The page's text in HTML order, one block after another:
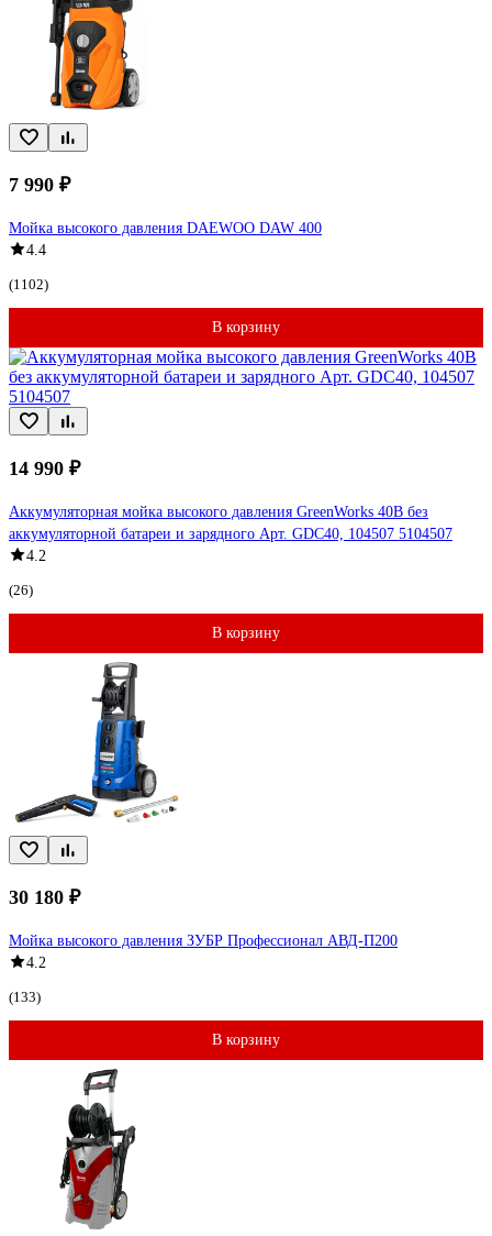
7 990 ₽
Мойка высокого давления DAEWOO DAW 400
4.4
(1102)
В корзину
14 990 ₽
Аккумуляторная мойка высокого давления GreenWorks 40В без
аккумуляторной батареи и зарядного Арт. GDC40, 104507 5104507
4.2
(26)
В корзину
30 180 ₽
Мойка высокого давления ЗУБР Профессионал АВД-П200
4.2
(133)
В корзину